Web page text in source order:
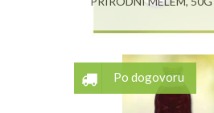
Po dogovoru